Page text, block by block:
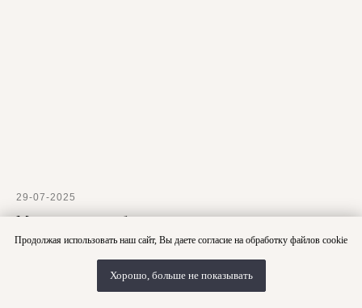
29-07-2025
Муж меня не любит
Продолжая использовать наш сайт, Вы даете согласие на обработку файлов cookie
Хорошо, больше не показывать